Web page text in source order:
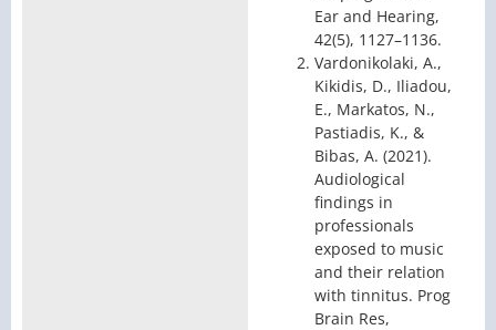
Ear and Hearing,
42(5), 1127–1136.
Vardonikolaki, A.,
Kikidis, D., Iliadou,
E., Markatos, N.,
Pastiadis, K., &
Bibas, A. (2021).
Audiological
findings in
professionals
exposed to music
and their relation
with tinnitus. Prog
Brain Res,